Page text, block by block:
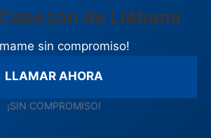
de Liébana
sin compromiso!
LLAMAR AHORA
¡SIN COMPROMISO!